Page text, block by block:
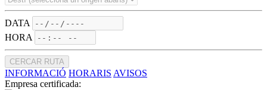
DATA
HORA
CERCAR RUTA
INFORMACIÓ HORARIS AVISOS
Empresa certificada: